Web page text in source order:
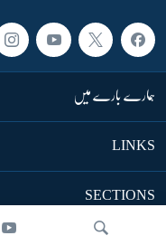
ہمارے بارے میں
LINKS
SECTIONS